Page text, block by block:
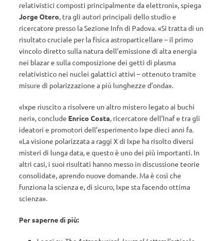
relativistici composti principalmente da elettroni», spiega
Jorge Otero, tra gli autori principali dello studio e
ricercatore presso la Sezione Infn di Padova. «Si tratta di un
risultato cruciale per la fisica astroparticellare – il primo
vincolo diretto sulla natura dell’emissione di alta energia
nei blazar e sulla composizione dei getti di plasma
relativistico nei nuclei galattici attivi – ottenuto tramite
misure di polarizzazione a più lunghezze d’onda».
«Ixpe riuscito a risolvere un altro mistero legato ai buchi
neri», conclude Enrico Costa, ricercatore dell’Inaf e tra gli
ideatori e promotori dell’esperimento Ixpe dieci anni fa.
«La visione polarizzata a raggi X di Ixpe ha risolto diversi
misteri di lunga data, e questo è uno dei più importanti. In
altri casi, i suoi risultati hanno messo in discussione teorie
consolidate, aprendo nuove domande. Ma è così che
funziona la scienza e, di sicuro, Ixpe sta facendo ottima
scienza».
Per saperne di più: